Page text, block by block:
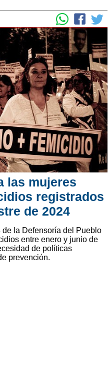
las mujeres
registrados
de 2024
la Defensoría del Pueblo
entre enero y junio de
de políticas
prevención.